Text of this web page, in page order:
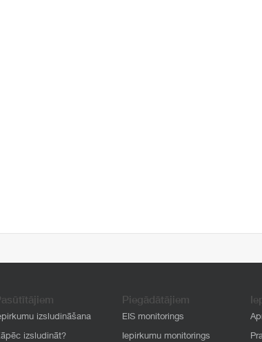
izsludināšana
izsludināt?
Piegādātājiem
EIS monitorings
Iepirkumu monitorings